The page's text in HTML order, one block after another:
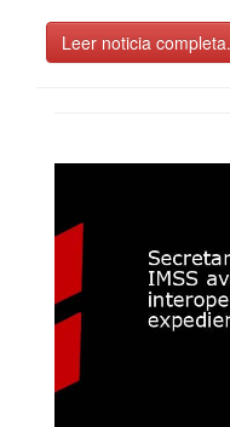
Leer noticia completa.